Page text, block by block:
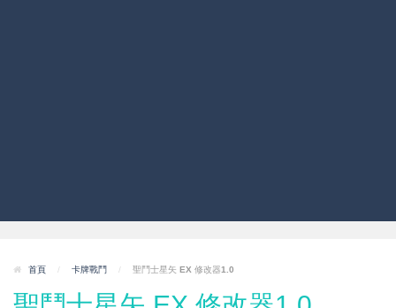
首頁 / 卡牌戰鬥 / 聖鬥士星矢 EX 修改器1.0